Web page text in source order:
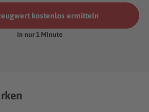
kostenlos ermitteln
in nur 1 Minute